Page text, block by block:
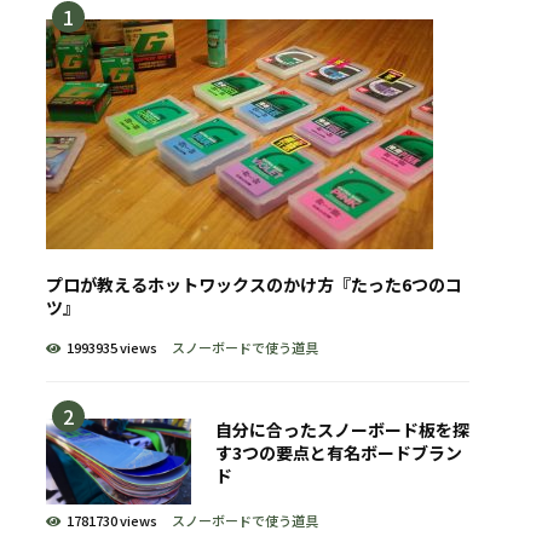
プロが教えるホットワックスのかけ方『たった6つのコ
ツ』
1993935 views スノーボードで使う道具
自分に合ったスノーボード板を探
す3つの要点と有名ボードブラン
ド
1781730 views スノーボードで使う道具